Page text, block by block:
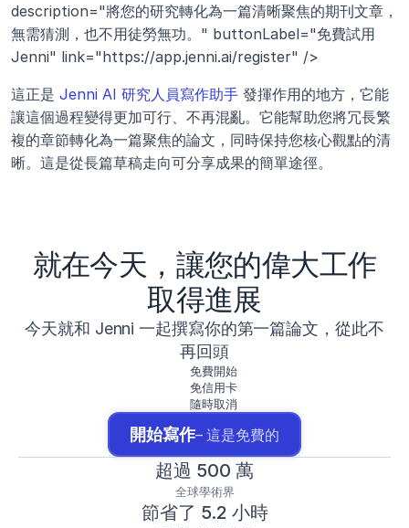
description="將您的研究轉化為一篇清晰聚焦的期刊文章，
無需猜測，也不用徒勞無功。" buttonLabel="免費試用
Jenni" link="https://app.jenni.ai/register" />
這正是 Jenni AI 研究人員寫作助手 發揮作用的地方，它能
讓這個過程變得更加可行、不再混亂。它能幫助您將冗長繁
複的章節轉化為一篇聚焦的論文，同時保持您核心觀點的清
晰。這是從長篇草稿走向可分享成果的簡單途徑。
就在今天，讓您的偉大工作
取得進展
今天就和 Jenni 一起撰寫你的第一篇論文，從此不
再回頭
免費開始
免信用卡
隨時取消
開始寫作– 這是免費的
超過 500 萬
全球學術界
節省了 5.2 小時